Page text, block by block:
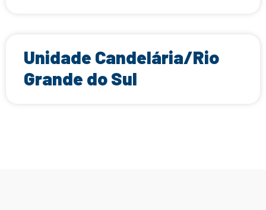
Unidade Candelária/Rio
Grande do Sul